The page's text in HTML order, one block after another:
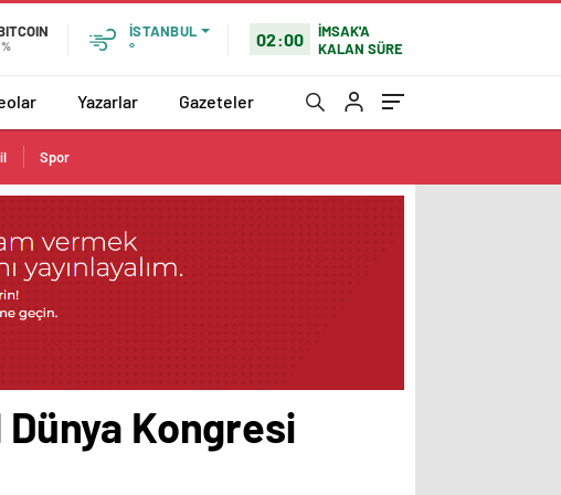
%
İSTANBUL
°
02:00
İMSAK'A
KALAN SÜRE
Yazarlar Gazeteler
Spor
Kongresi